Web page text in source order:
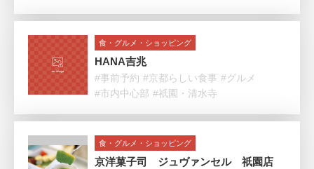
食・グルメ・ショッピング
HANA吉兆
#事前予約 #京都らしい食事 #グルメ
#市内中心部 #祇園・清水寺
食・グルメ・ショッピング
京洋菓子司 ジュヴァンセル 祇園店